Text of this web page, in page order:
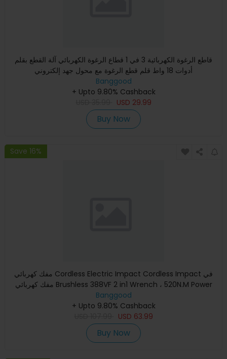
قاطع الرغوة الكهربائية 3 في 1 قطاع الرغوة الكهربائي آلة القطع بقلم
أدوات 18 واط قلم قطع الرغوة مع محول جهد إلكتروني
Banggood
+ Upto 9.80% Cashback
USD 29.99
Buy Now
Save 16%
مفك كهربائي Cordless Electric Impact Cordless Impact في
مفك كهربائي Brushless 388VF 2 in1 Wrench ، 520N.M Power
Tool W /
Banggood
+ Upto 9.80% Cashback
USD 63.99
Buy Now